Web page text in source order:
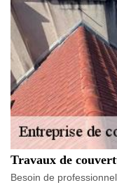
Travaux de
Besoin de